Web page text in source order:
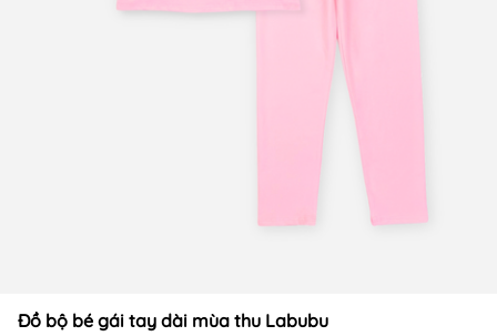
Đồ bộ bé gái tay dài mùa thu Labubu